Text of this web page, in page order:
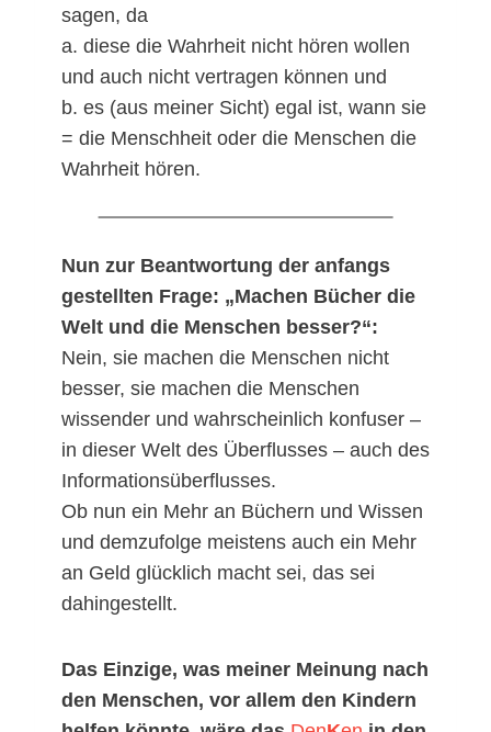
sagen, da
a. diese die Wahrheit nicht hören wollen
und auch nicht vertragen können und
b. es (aus meiner Sicht) egal ist, wann sie
= die Menschheit oder die Menschen die
Wahrheit hören.
Nun zur Beantwortung der anfangs
gestellten Frage: „Machen Bücher die
Welt und die Menschen besser?“:
Nein, sie machen die Menschen nicht
besser, sie machen die Menschen
wissender und wahrscheinlich konfuser –
in dieser Welt des Überflusses – auch des
Informationsüberflusses.
Ob nun ein Mehr an Büchern und Wissen
und demzufolge meistens auch ein Mehr
an Geld glücklich macht sei, das sei
dahingestellt.
Das Einzige, was meiner Meinung nach
den Menschen, vor allem den Kindern